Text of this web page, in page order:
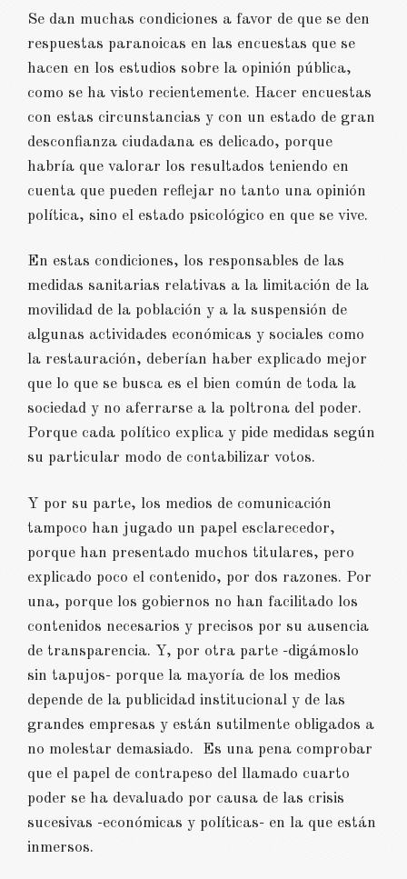
Se dan muchas condiciones a favor de que se den
respuestas paranoicas en las encuestas que se
hacen en los estudios sobre la opinión pública,
como se ha visto recientemente. Hacer encuestas
con estas circunstancias y con un estado de gran
desconfianza ciudadana es delicado, porque
habría que valorar los resultados teniendo en
cuenta que pueden reflejar no tanto una opinión
política, sino el estado psicológico en que se vive.
En estas condiciones, los responsables de las
medidas sanitarias relativas a la limitación de la
movilidad de la población y a la suspensión de
algunas actividades económicas y sociales como
la restauración, deberían haber explicado mejor
que lo que se busca es el bien común de toda la
sociedad y no aferrarse a la poltrona del poder.
Porque cada político explica y pide medidas según
su particular modo de contabilizar votos.
Y por su parte, los medios de comunicación
tampoco han jugado un papel esclarecedor,
porque han presentado muchos titulares, pero
explicado poco el contenido, por dos razones. Por
una, porque los gobiernos no han facilitado los
contenidos necesarios y precisos por su ausencia
de transparencia. Y, por otra parte -digámoslo
sin tapujos- porque la mayoría de los medios
depende de la publicidad institucional y de las
grandes empresas y están sutilmente obligados a
no molestar demasiado. Es una pena comprobar
que el papel de contrapeso del llamado cuarto
poder se ha devaluado por causa de las crisis
sucesivas -económicas y políticas- en la que están
inmersos.